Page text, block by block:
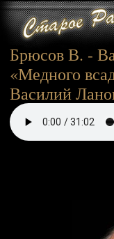
Брюсов В. -
«Медного
Василий